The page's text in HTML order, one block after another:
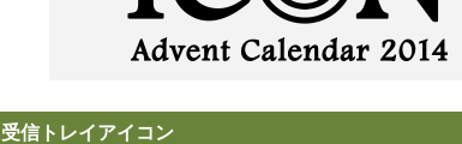
受信トレイアイコン